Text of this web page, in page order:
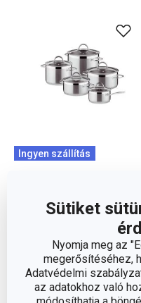
Sütiket
Nyomja meg az
megerősítéséhez,
Adatvédelmi
az adatokhoz való
Ingyen szállítás
Elérhető a webáruházban
11 márkaboltban elérhető
Kosárba